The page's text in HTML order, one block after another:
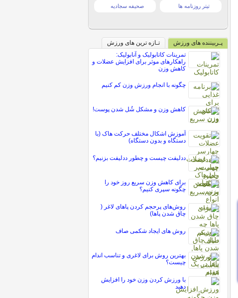
تیتر روزنامه ها صحیفه سجادیه
پـربیننده های ورزش
تـازه ترین های ورزش
تمرینات کاتابولیک و آنابولیک:
راهکارهای موثر برای افزایش عضلات و
کاهش وزن
چگونه با انجام ورزش وزن کم کنیم
کاهش وزن و مشکل شُل شدن پوست!
آموزش اشکال مختلف حرکت هاک (با
دستگاه و بدون دستگاه)
ددلیفت چیست و چطور ددلیفت بزنیم؟
برای کاهش وزن سریع روز خود را
چگونه سپری کنیم؟
روش‌های پرحجم کردن پاهای لاغر (
چاق شدن پاها)
روش های ایجاد شکمی صاف
بهترین روش برای لاغری و تناسب اندام
چیست؟
با ورزش کردن وزن خود را افزایش
دهید